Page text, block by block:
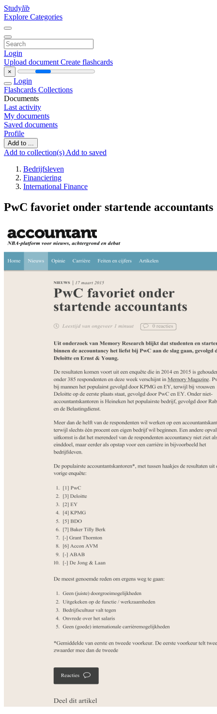
Studylib
Explore Categories
Login
Upload document Create flashcards
×
Login
Flashcards Collections
Documents
Last activity
My documents
Saved documents
Profile
Add to ...
Add to collection(s) Add to saved
Bedrijfsleven
Financiering
International Finance
PwC favoriet onder startende accountants